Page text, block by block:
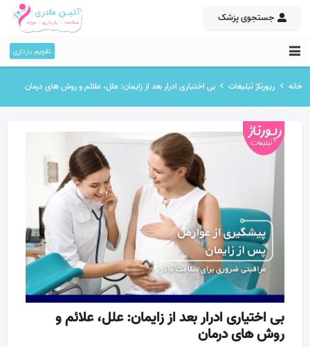
جستجوی پزشک
تقویم بارداری
خانه رپورتاژ تبلیغات بی‌ اختیاری ادرار بعد از زایمان: علل، علائم و روش‌ های درمان
بی‌ اختیاری ادرار بعد از زایمان: علل، علائم و
روش‌ های درمان